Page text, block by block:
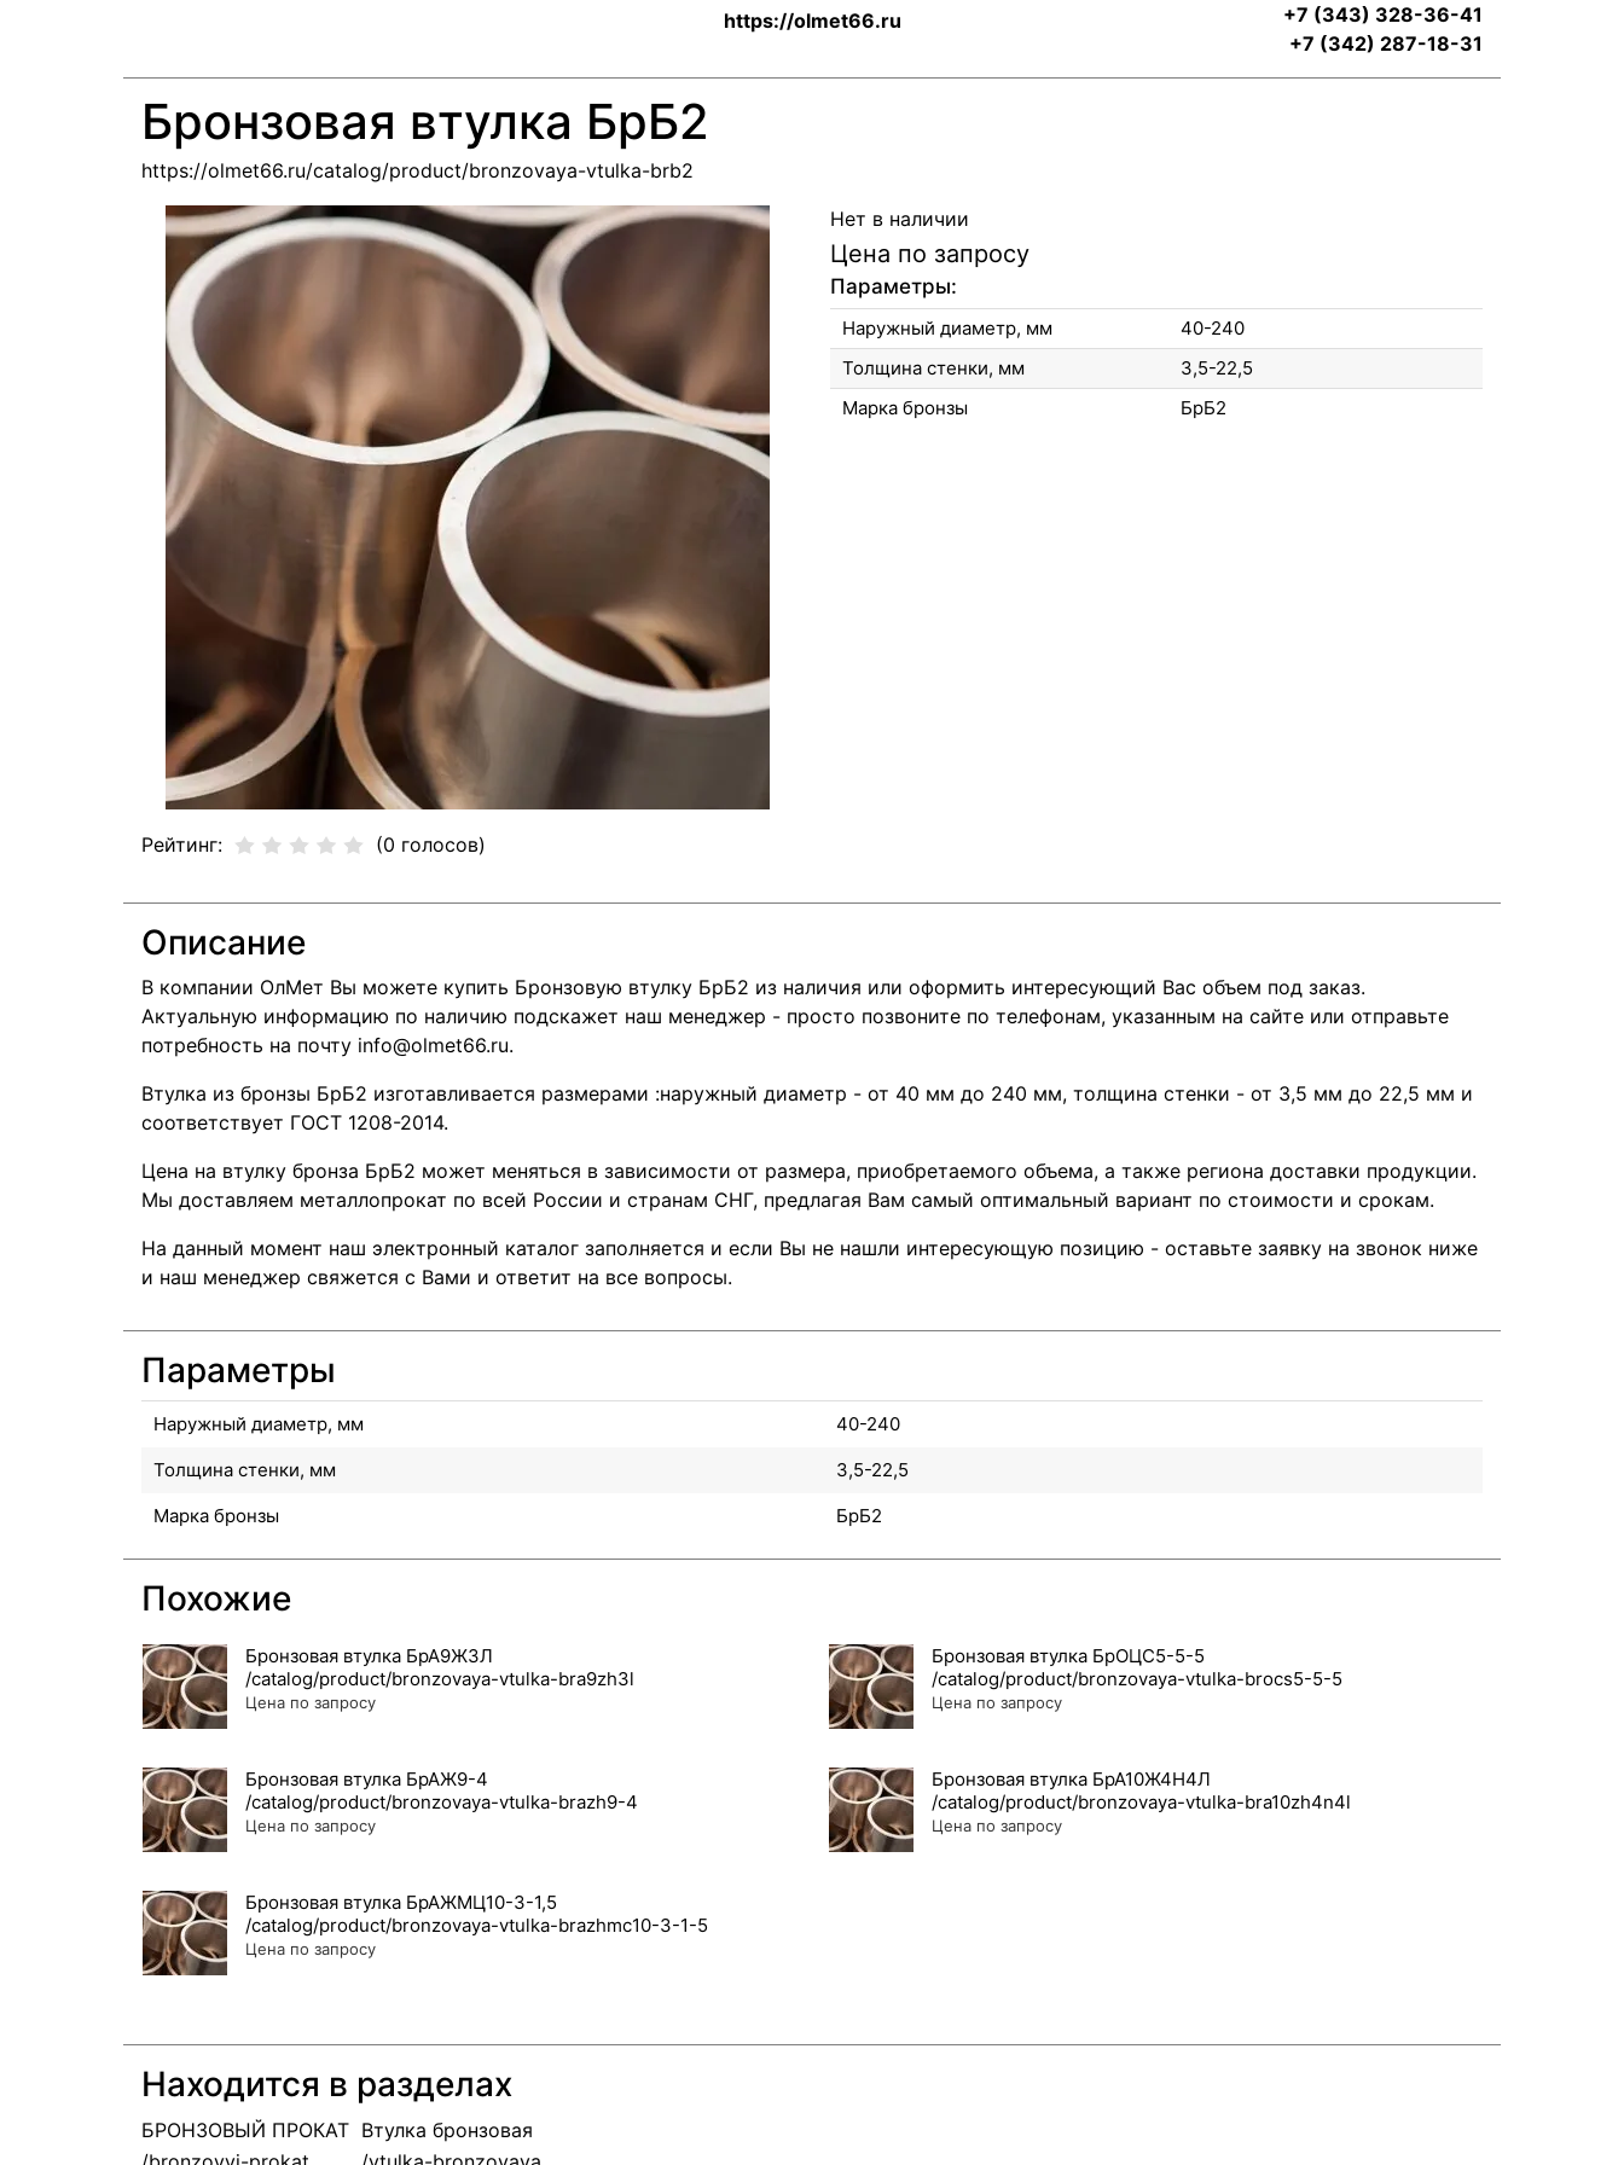
https://olmet66.ru
+7 (343) 328-36-41
+7 (342) 287-18-31
Бронзовая втулка БрБ2
https://olmet66.ru/catalog/product/bronzovaya-vtulka-brb2
Рейтинг: (0 голосов)
Нет в наличии
Цена по запросу
Параметры:
Наружный диаметр, мм
40-240
Толщина стенки, мм
3,5-22,5
Марка бронзы
БрБ2
Описание
В компании ОлМет Вы можете купить Бронзовую втулку БрБ2 из наличия или оформить интересующий Вас объем под заказ.
Актуальную информацию по наличию подскажет наш менеджер - просто позвоните по телефонам, указанным на сайте или отправьте
потребность на почту info@olmet66.ru.
Втулка из бронзы БрБ2 изготавливается размерами :наружный диаметр - от 40 мм до 240 мм, толщина стенки - от 3,5 мм до 22,5 мм и
соответствует ГОСТ 1208-2014.
Цена на втулку бронза БрБ2 может меняться в зависимости от размера, приобретаемого объема, а также региона доставки продукции.
Мы доставляем металлопрокат по всей России и странам СНГ, предлагая Вам самый оптимальный вариант по стоимости и срокам.
На данный момент наш электронный каталог заполняется и если Вы не нашли интересующую позицию - оставьте заявку на звонок ниже
и наш менеджер свяжется с Вами и ответит на все вопросы.
Параметры
Наружный диаметр, мм
40-240
Толщина стенки, мм
3,5-22,5
Марка бронзы
БрБ2
Похожие
Бронзовая втулка БрА9Ж3Л
Цена по запросу
Бронзовая втулка БрОЦС5-5-5
Цена по запросу
Бронзовая втулка БрАЖ9-4
Цена по запросу
Бронзовая втулка БрА10Ж4Н4Л
Цена по запросу
Бронзовая втулка БрАЖМЦ10-3-1,5
Цена по запросу
Находится в разделах
БРОНЗОВЫЙ ПРОКАТ Втулка бронзовая